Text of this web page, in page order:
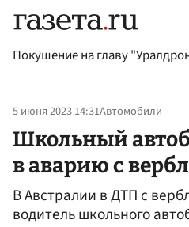
Покушение на главу
5 июня 2023 14:31Автомобили
Школьный
в аварию с
В Австралии в ДТП с
водитель школьного